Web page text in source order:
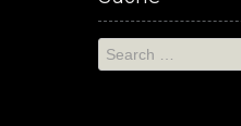
Search
for: